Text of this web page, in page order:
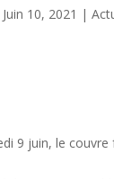
Juin 10, 2021 |
9 juin, le couvre